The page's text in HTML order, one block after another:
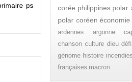
ps
corée philippines polar
polar coréen économie
ardennes
argonne
chanson culture dieu
génome histoire incendies
françaises macron